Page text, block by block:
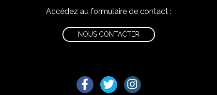
Accédez au formulaire de contact :
NOUS CONTACTER
Lien vers le compte Facebook
Lien vers le compte Twitter
Lien vers le compte